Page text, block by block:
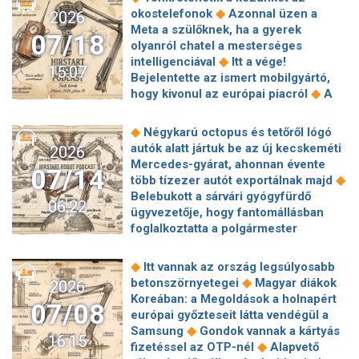
focimeccs volt a legnépszerűbb
Magyarországon ◆Elon Musk
beleszállt az Odüsszeiába: jobbat
csinálva AI-jal◆A Gemini Spark már
a Google AI Pro csomagban is
elérhető, de nálunk még nem
Európai Bizottság az amerikai
óriáscégre◆Most érdemes kémlelni
az eget ◆A vártnál nagyobb falat a
Tesla számára a humanoid robotok
gyártása◆Egy férfi beperelte az
OpenAi-t, azt állítva, hogy a ChatGpt
veszélyes orvosi tanácsaival
elérhető a Facebook, böngészőből
Talán nehezen fogod elhinni elsőre,
de tényleg arra kérik a magyar
lakosságot, hogy gyűjtsenek
szúnyoghangokat ◆
Azonnal üzen a
Meta a szülőknek, ha a gyerek
olyanról chatel a mesterséges
2026
07/18
15:07
okostelefonok ◆ Azonnal üzen a
Meta a szülőknek, ha a gyerek
olyanról chatel a mesterséges
intelligenciával ◆ Itt a vége!
Bejelentette az ismert mobilgyártó,
hogy kivonul az európai piacról ◆ A
százalékkal estek a második
negyedévben◆ A Google-nak meg
kell nyitnia az Androidot a ChatGPT
és más mesterséges intelligencia-
asszisztensek előtt◆ Óriási csalódás
a SpaceX-nél, az utolsó pillanatban
állt le a Starship
2026
07/14
06:22
◆ Négykarú octopus és tetőről lógó
autók alatt jártuk be az új kecskeméti
Mercedes-gyárat, ahonnan évente
több tízezer autót exportálnak majd ◆
Belebukott a sárvári gyógyfürdő
ügyvezetője, hogy fantomállásban
foglalkoztatta a polgármester
panaszkodik alkotmányos puccsra
nagyjából ötven fideszes és más EP-
képviselő
◆Teljes körű vizsgálatot
indít az Okfő a szombathelyi
Markusovszky Kórházban történtek
miatt◆ Megszólalt az MMA az ex-
2026
07/08
16:15
◆ Itt vannak az ország legsúlyosabb
betonszörnyetegei ◆ Magyar diákok
Koreában: a Megoldások a holnapért
európai győzteseit látta vendégül a
Samsung ◆ Gondok vannak a kártyás
fizetéssel az OTP-nél ◆ Alapvető